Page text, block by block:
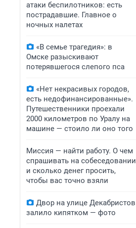
атаки беспилотников: есть
пострадавшие. Главное о
ночных налетах
«В семье трагедия»: в
Омске разыскивают
потерявшегося слепого пса
«Нет некрасивых городов,
есть недофинансированные».
Путешественники проехали
2000 километров по Уралу на
машине — стоило ли оно того
Миссия — найти работу. О чем
спрашивать на собеседовании
и сколько денег просить,
чтобы вас точно взяли
Двор на улице Декабристов
залило кипятком — фото